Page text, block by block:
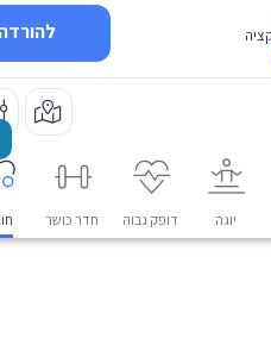
להורדה
דופק גבוה חדר כושר חוגים